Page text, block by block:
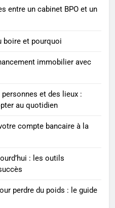
pratiques
du poids
chronique de l’oreille :
révélés pour une
entre un cabinet BPO et un
boire et pourquoi
immobilier avec
et des lieux :
au quotidien
compte bancaire à la
: les outils
perdre du poids : le guide